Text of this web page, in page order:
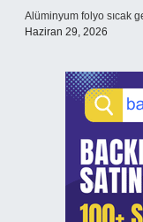
Alüminyum folyo sıcak
Haziran 29, 2026